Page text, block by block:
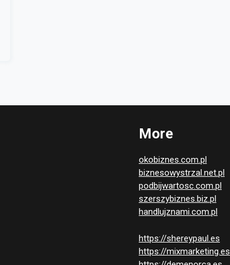
More
okobiznes.com.pl
biznesowystrzal.net.pl
podbijwartosc.com.pl
szerszybiznes.biz.pl
handlujznami.com.pl
https://shereypaul.es
https://mixmarketing.es